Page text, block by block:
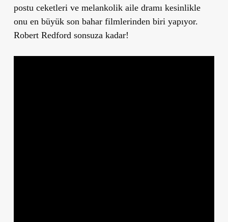
postu ceketleri ve melankolik aile dramı kesinlikle
onu en büyük son bahar filmlerinden biri yapıyor.
Robert Redford sonsuza kadar!